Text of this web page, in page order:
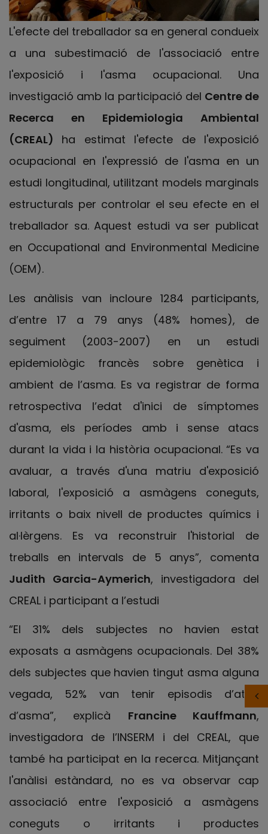
L'efecte del treballador sa en general condueix
a una subestimació de l'associació entre
l'exposició i l'asma ocupacional. Una
investigació amb la participació del Centre de
Recerca en Epidemiologia Ambiental
(CREAL) ha estimat l'efecte de l'exposició
ocupacional en l'expressió de l'asma en un
estudi longitudinal, utilitzant models marginals
estructurals per controlar el seu efecte en el
treballador sa. Aquest estudi va ser publicat
en Occupational and Environmental Medicine
(OEM).
Les anàlisis van incloure 1284 participants,
d’entre 17 a 79 anys (48% homes), de
seguiment (2003-2007) en un estudi
epidemiològic francès sobre genètica i
ambient de l’asma. Es va registrar de forma
retrospectiva l’edat d'inici de símptomes
d'asma, els períodes amb i sense atacs
durant la vida i la història ocupacional. “Es va
avaluar, a través d'una matriu d'exposició
laboral, l'exposició a asmàgens coneguts,
irritants o baix nivell de productes químics i
al·lèrgens. Es va reconstruir l'historial de
treballs en intervals de 5 anys”, comenta
Judith Garcia-Aymerich, investigadora del
CREAL i participant a l’estudi
“El 31% dels subjectes no havien estat
exposats a asmàgens ocupacionals. Del 38%
dels subjectes que havien tingut asma alguna
vegada, 52% van tenir episodis d’atac
d’asma”, explicà Francine Kauffmann,
investigadora de l’INSERM i del CREAL, que
també ha participat en la recerca. Mitjançant
l'anàlisi estàndard, no es va observar cap
associació entre l'exposició a asmàgens
coneguts o irritants i productes